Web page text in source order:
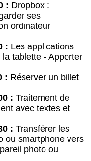
: Dropbox :
ses
ordinateur
: Les applications
tablette - Apporter
: Réserver un billet
: Traitement de
avec textes et
: Transférer les
ou smartphone vers
photo ou